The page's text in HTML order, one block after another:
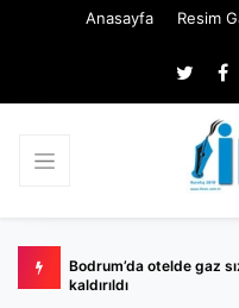
Anasayfa Resim
Bodrum’da otelde gaz
kaldırıldı